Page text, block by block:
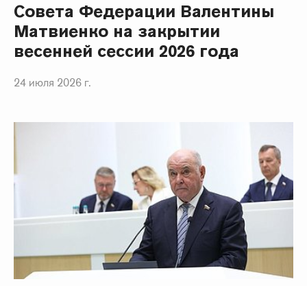
Совета Федерации Валентины
Матвиенко на закрытии
весенней сессии 2026 года
24 июля 2026 г.